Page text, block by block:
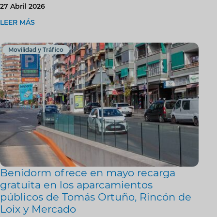
27 Abril 2026
LEER MÁS
Movilidad y Tráfico
Benidorm ofrece en mayo recarga
gratuita en los aparcamientos
públicos de Tomás Ortuño, Rincón de
Loix y Mercado